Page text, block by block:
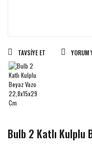
TAVSIYE ET YORUM
Bulb 2 Katlı Kulplu